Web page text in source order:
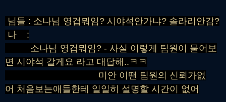
님들 : 소나님 영겁뭐임? 시야석안가냐? 솔라리안감?
나 :
소나님 영겁뭐임? - 사실 이렇게 팀원이 물어보
면 시야석 갈게요 라고 대답해..ㅋㅋ
미안 이땐 팀원의 신뢰가없
어 처음보는애들한테 일일히 설명할 시간이 없어